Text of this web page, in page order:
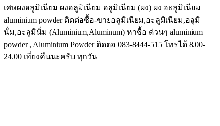
เศษผงอลูมิเนียม ผงอลูมิเนียม อลูมิเนียม (ผง) ผง อะลูมิเนียม
aluminium powder ติดต่อซื้อ-ขายอลูมิเนียม,อะลูมิเนียม,อลูมิ
นั่ม,อะลูมินั่ม (Aluminium,Aluminum) หาซื้อ ด่วนๆ aluminium
powder , Aluminium Powder ติดต่อ 083-8444-515 โทรได้ 8.00-
24.00 เที่ยงคืนนะครับ ทุกวัน